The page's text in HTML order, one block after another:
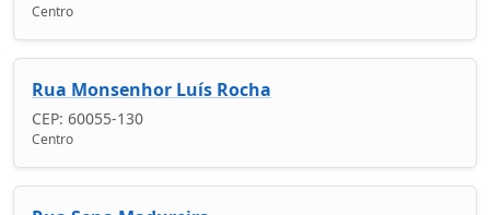
Centro
Rua Monsenhor Luís Rocha
CEP: 60055-130
Centro